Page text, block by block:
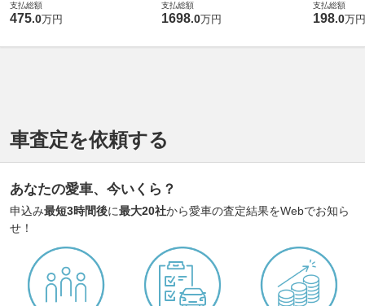
支払総額
475.0万円
支払総額
1698.0万円
支払総額
198.0万円
車査定を依頼する
あなたの愛車、今いくら？
申込み最短3時間後に最大20社から愛車の査定結果をWebでお知ら
せ！